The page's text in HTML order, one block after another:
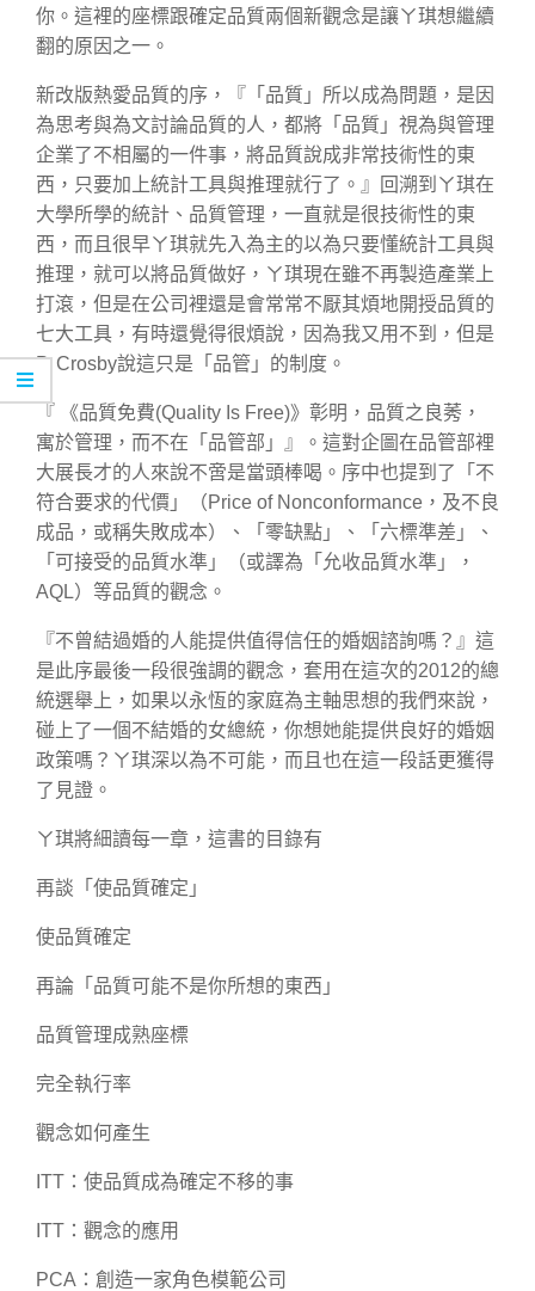
你。這裡的座標跟確定品質兩個新觀念是讓ㄚ琪想繼續
翻的原因之一。
新改版熱愛品質的序，『「品質」所以成為問題，是因
為思考與為文討論品質的人，都將「品質」視為與管理
企業了不相屬的一件事，將品質說成非常技術性的東
西，只要加上統計工具與推理就行了。』回溯到ㄚ琪在
大學所學的統計、品質管理，一直就是很技術性的東
西，而且很早ㄚ琪就先入為主的以為只要懂統計工具與
推理，就可以將品質做好，ㄚ琪現在雖不再製造產業上
打滾，但是在公司裡還是會常常不厭其煩地開授品質的
七大工具，有時還覺得很煩說，因為我又用不到，但是
P. Crosby說這只是「品管」的制度。
『 《品質免費(Quality Is Free)》彰明，品質之良莠，
寓於管理，而不在「品管部」』。這對企圖在品管部裡
大展長才的人來說不啻是當頭棒喝。序中也提到了「不
符合要求的代價」（Price of Nonconformance，及不良
成品，或稱失敗成本）、「零缺點」、「六標準差」、
「可接受的品質水準」（或譯為「允收品質水準」，
AQL）等品質的觀念。
『不曾結過婚的人能提供值得信任的婚姻諮詢嗎？』這
是此序最後一段很強調的觀念，套用在這次的2012的總
統選舉上，如果以永恆的家庭為主軸思想的我們來說，
碰上了一個不結婚的女總統，你想她能提供良好的婚姻
政策嗎？ㄚ琪深以為不可能，而且也在這一段話更獲得
了見證。
ㄚ琪將細讀每一章，這書的目錄有
再談「使品質確定」
使品質確定
再論「品質可能不是你所想的東西」
品質管理成熟座標
完全執行率
觀念如何產生
ITT：使品質成為確定不移的事
ITT：觀念的應用
PCA：創造一家角色模範公司